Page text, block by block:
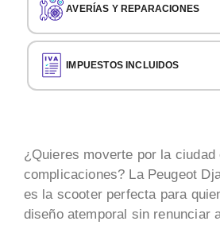
AVERÍAS Y REPARACIONES
IMPUESTOS INCLUIDOS
¿Quieres moverte por la
complicaciones? La Peugeot
es la scooter perfecta para
diseño atemporal sin renunciar